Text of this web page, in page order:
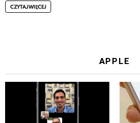
CZYTAJ WIĘCEJ
APPLE